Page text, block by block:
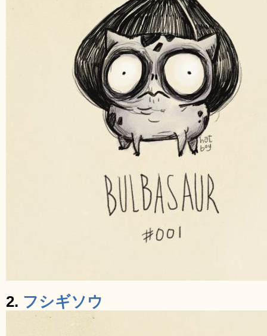
2. フシギソウ